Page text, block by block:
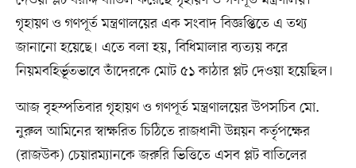
গৃহায়ণ ও গণপূর্ত মন্ত্রণালয়ের এক সংবাদ বিজ্ঞপ্তিতে এ তথ্য
জানানো হয়েছে। এতে বলা হয়, বিধিমালার ব্যত্যয় করে
নিয়মবহির্ভূতভাবে তাঁদেরকে মোট ৫১ কাঠার প্লট দেওয়া হয়েছিল।
আজ বৃহস্পতিবার গৃহায়ণ ও গণপূর্ত মন্ত্রণালয়ের উপসচিব মো.
নুরুল আমিনের স্বাক্ষরিত চিঠিতে রাজধানী উন্নয়ন কর্তৃপক্ষের
(রাজউক) চেয়ারম্যানকে জরুরি ভিত্তিতে এসব প্লট বাতিলের